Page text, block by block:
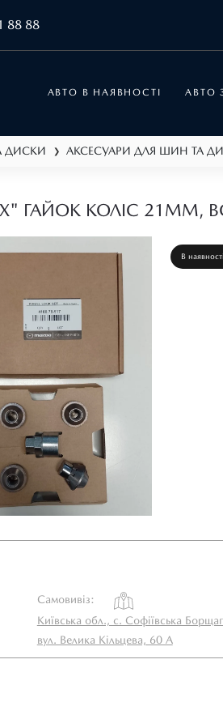
88 88
АВТО В НАЯВНОСТІ АВТО
ДИСКИ ❯ АКСЕСУАРИ ДЛЯ ШИН ТА
ГАЙОК КОЛІС 21ММ,
В наявності
Самовивіз:
Київська обл., с. Софіївська
вул. Велика Кільцева, 60 А